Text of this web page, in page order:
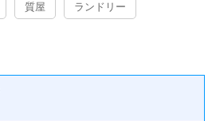
質屋 ランドリー